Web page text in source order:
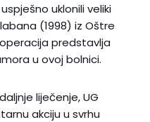
uklonili veliki
(1998) iz Oštre
predstavlja
u ovoj bolnici.
liječenje, UG
akciju u svrhu